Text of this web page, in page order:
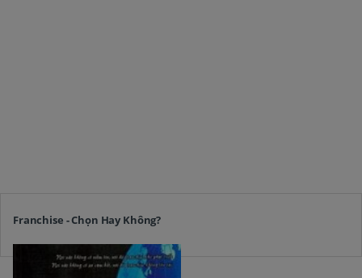
Franchise - Chọn Hay Không?